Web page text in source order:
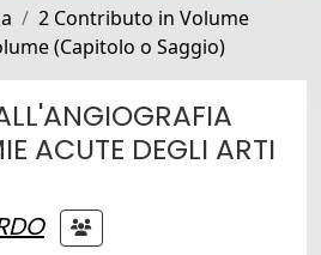
2 Contributo in Volume
(Capitolo o Saggio)
ACUTE DEGLI ARTI